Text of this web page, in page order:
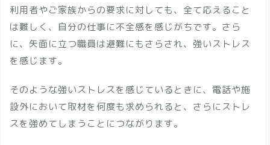
利用者やご家族からの要求に対しても、全て応えること
は難しく、自分の仕事に不全感を感じがちです。さら
に、矢面に立つ職員は避難にもさらされ、強いストレス
を感じます。
そのような強いストレスを感じているときに、電話や施
設外において取材を何度も求められると、さらにストレ
スを強めてしまうことにつながります。